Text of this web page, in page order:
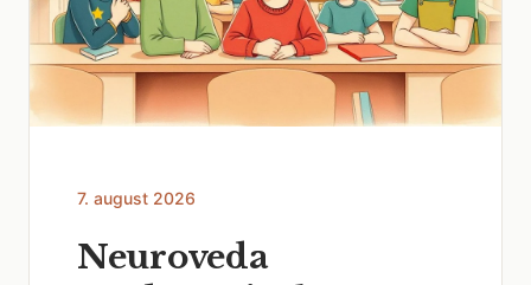
7. august 2026
Neuroveda